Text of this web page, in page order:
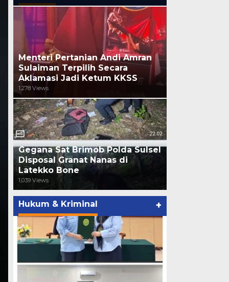
Menteri Pertanian Andi Amran
Sulaiman Terpilih Secara
Aklamasi Jadi Ketum KKSS
1,278 Views
Gegana Sat Brimob Polda Sulsel
Disposal Granat Nanas di
Latekko Bone
1,039 Views
Hukum & Kriminal +